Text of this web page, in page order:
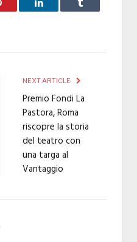
NEXT ARTICLE
Premio Fondi La
Pastora, Roma
riscopre la storia
del teatro con
una targa al
Vantaggio